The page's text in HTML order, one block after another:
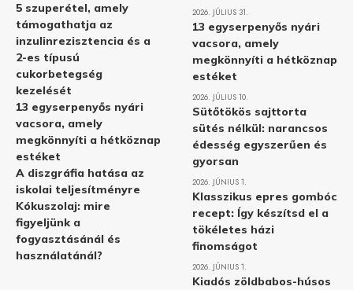
5 szuperétel, amely
támogathatja az
inzulinrezisztencia és a
2-es típusú
cukorbetegség
kezelését
13 egyserpenyős nyári
vacsora, amely
megkönnyíti a hétköznap
estéket
A diszgráfia hatása az
iskolai teljesítményre
Kókuszolaj: mire
figyeljünk a
fogyasztásánál és
használatánál?
2026. JÚLIUS 31.
13 egyserpenyős nyári
vacsora, amely
megkönnyíti a hétköznap
estéket
2026. JÚLIUS 10.
Sütőtökös sajttorta
sütés nélkül: narancsos
édesség egyszerűen és
gyorsan
2026. JÚNIUS 1.
Klasszikus epres gombóc
recept: Így készítsd el a
tökéletes házi
finomságot
2026. JÚNIUS 1.
Kiadós zöldbabos-húsos